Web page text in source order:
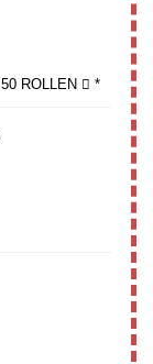
ROLLEN *